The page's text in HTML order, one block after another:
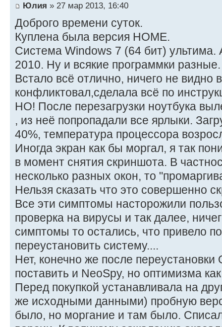
Юлия » 27 мар 2013, 16:40
Доброго времени суток.
Куплена была версия HOME.
Система Windows 7 (64 бит) ультима.
2010. Ну и всякие программки разные.
Встало всё отлично, ничего не видно
конфликтовал,сделала всё по
НО! После перезагрузки ноутбука
, из неё попропадали все ярлыки.
40%, температура процессора
Иногда экран как бы моргал, я так
в момент снятия скриншота. В
несколько разных окон, то
Нельзя сказать что это совершенно
Все эти симптомы насторожили
проверка на вирусы и так далее,
симптомы то остались, что привело
переустановить систему....
Нет, конечно же после
поставить и NeoSpy, но оптимизма
Перед покупкой устанавливала на
же исходными данными) пробную
было, но моргание и там было.